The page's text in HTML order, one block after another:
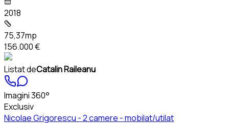
2018
75,37mp
156.000 €
Listat deCatalin Raileanu
Imagini 360°
Exclusiv
Nicolae Grigorescu - 2 camere - mobilat/utilat